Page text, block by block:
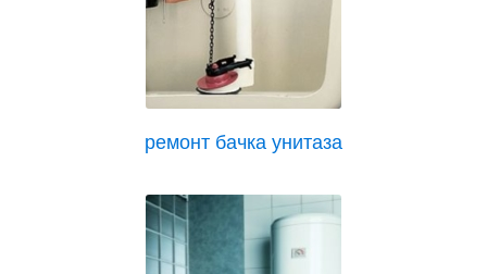
ремонт бачка унитаза